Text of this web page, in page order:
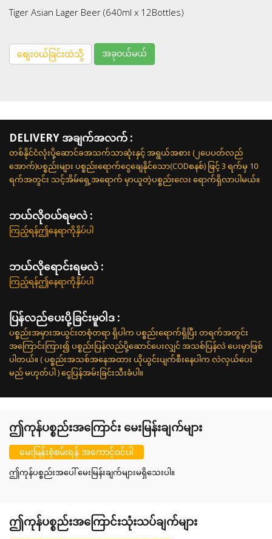
Tiger Asian Lager Beer (640ml x 12Bottles)
စျေးဝယ်ခြင်းထဲသို့ အခုဝယ်မယ်
DELIVERY အချက်အလက် :
တစ်နိုင်ငံလုံးပို့ဆောင်ခအသက်သာဆုံးနှင့် အရွယ်အစား (၂ပေပတ်လည်
အောက်)ပစ္စည်းများ ပစ္စည်းရောက်ငွေချေနိုင်သော(CODစနစ်) ဖြင့် 3 ရက်မှ 10
ရက်အတွင်း သင့်အိမ်ရှေ့အရောက် မှာယူတဲ့ပစ္စည်းလေး ရောက်ရှိလာပါမယ်။
ဘယ်လို၀ယ်ရမလဲ :
ကြည့်ရန်ဤနေရာကိုနှိပ်ပါ
ဘယ်လိုရောင်းရမလဲ :
ကြည့်ရန်ဤနေရာကိုနှိပ်ပါ
ပြန်လည်ပေးပို့ခြင်းမူဝါဒ :
ပစ္စည်းအမှားအယွင်းတစုံတရာ ရှိပါက ပစ္စည်းရောက်ရှိပြီး တရက်အတွင်း
အကြောင်းကြား၍ ပစ္စည်းပြန်လည်ပို့ဆောင်ပေးလျှင် အသစ်ပြန်လဲ ပေးမှာဖြစ်
ပါတယ်။ ( ပစ္စည်းအသစ်အနေအထား ယိုယွင်းပျက်စီးနေပါက လဲလှယ်ပေး
မည် မဟုတ်ပါ ) ငွေပြန်အမ်းခြင်းသီးခံပါ။
ဤကုန်ပစ္စည်းအကြောင်း မေးမြန်းချက်များ
မေးမြန်းစုံစမ်းရန် အကောင့်ဝင်ပါ
ဤကုန်ပစ္စည်းအပေါ် မေးမြန်းချက်များမရှိသေးပါ။
ဤကုန်ပစ္စည်းအကြောင်းသုံးသပ်ချက်များ